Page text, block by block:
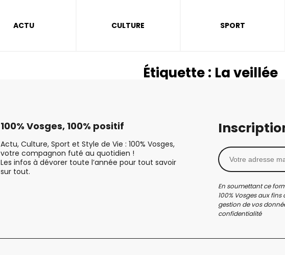
ACTU CULTURE SPORT
Étiquette : La veillée
100% Vosges, 100% positif
Actu, Culture, Sport et Style de Vie : 100% Vosges,
votre compagnon futé au quotidien !
Les infos à dévorer toute l’année pour tout savoir
sur tout.
En soumettant ce
100% Vosges aux
gestion de vos
confidentialité